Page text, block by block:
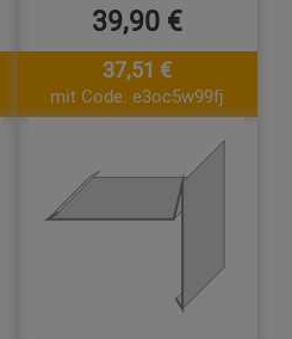
39,90 €
37,51 €
mit Code: e3oc5w99fj